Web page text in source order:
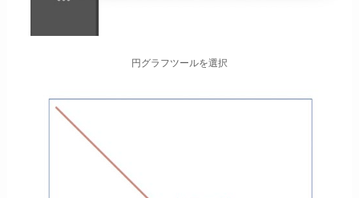
円グラフツールを選択